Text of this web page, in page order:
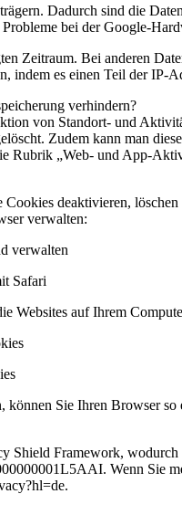
Dadurch sind die
bei der Google-
Zeitraum. Bei anderen
indem es einen Teil der IP-
verhindern?
von Standort- und
Zudem kann man
Rubrik „Web- und App-
deaktivieren,
verwalten:
verwalten
Safari
Websites auf Ihrem
Sie Ihren Browser
Shield Framework,
Wenn Sie